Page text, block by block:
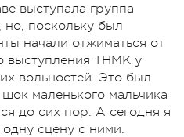
выступала группа
поскольку был
начали отжиматься от
выступления ТНМК у
вольностей. Это был
маленького мальчика
до сих пор. А сегодня я
сцену с ними.